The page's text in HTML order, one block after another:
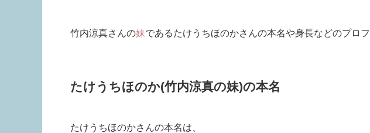
竹内涼真さんの妹であるたけうちほのかさんの本名や身長などのプロ
たけうちほのか(竹内涼真の妹)の本名
たけうちほのかさんの本名は、